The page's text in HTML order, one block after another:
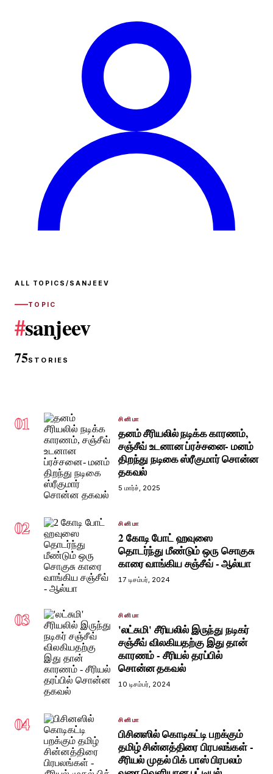
ALL TOPICS / SANJEEV
TOPIC
#sanjeev
75STORIES
01 சினிமா
தனம் சீரியலில் நடிக்க காரணம்,
சஞ்சீவ் உடனான ப்ரச்சனை- மனம்
திறந்து நடிகை ஸ்ரீகுமார் சொன்ன
தகவல்
5 மார்ச், 2025
02 சினிமா
2 கோடி போட் ஹவுஸை
தொடர்ந்து மீண்டும் ஒரு சொகுசு
காரை வாங்கிய சஞ்சீவ் - ஆல்யா
17 டிசம்பர், 2024
03 சினிமா
'லட்சுமி' சீரியலில் இருந்து நடிகர்
சஞ்சீவ் விலகியதற்கு இது தான்
காரணம் - சீரியல் தரப்பில்
சொன்ன தகவல்
10 டிசம்பர், 2024
04 சினிமா
பிசினஸில் கொடிகட்டி பறக்கும்
தமிழ் சின்னத்திரை பிரபலங்கள் -
சீரியல் முதல் பிக் பாஸ் பிரபலம்